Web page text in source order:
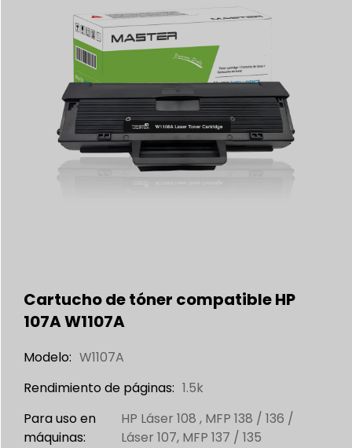
Cartucho de tóner compatible HP
107A W1107A
Modelo: W1107A
Rendimiento de páginas: 1.5k
Para uso en
máquinas:
HP Láser 108 , MFP 138 / 136 /
Láser 107, MFP 137 / 135